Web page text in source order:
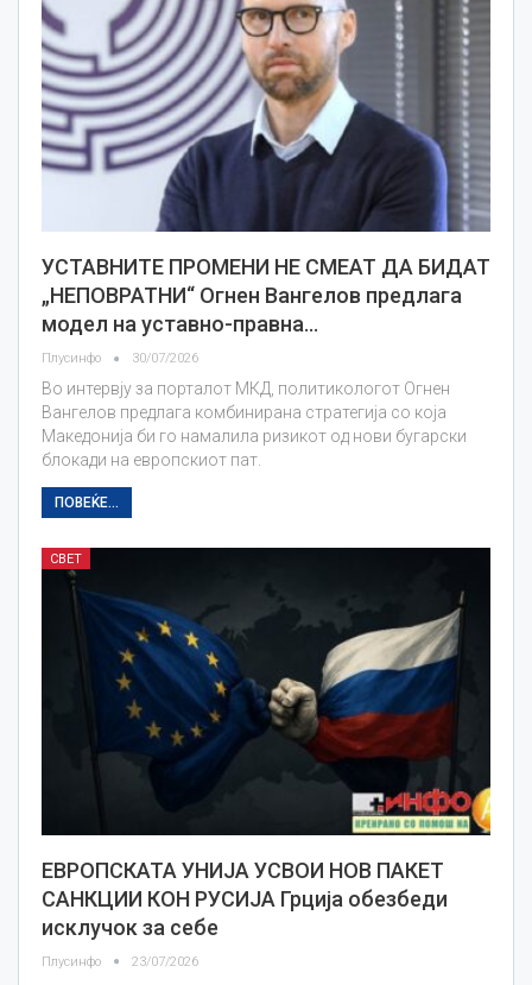
УСТАВНИТЕ ПРОМЕНИ НЕ СМЕАТ ДА БИДАТ
„НЕПОВРАТНИ“ Огнен Вангелов предлага
модел на уставно-правна…
Плусинфо 30/07/2026
Во интервју за порталот МКД, политикологот Огнен
Вангелов предлага комбинирана стратегија со која
Македонија би го намалила ризикот од нови бугарски
блокади на европскиот пат.
ПОВЕЌЕ...
СВЕТ
ЕВРОПСКАТА УНИЈА УСВОИ НОВ ПАКЕТ
САНКЦИИ КОН РУСИЈА Грција обезбеди
исклучок за себе
Плусинфо 23/07/2026